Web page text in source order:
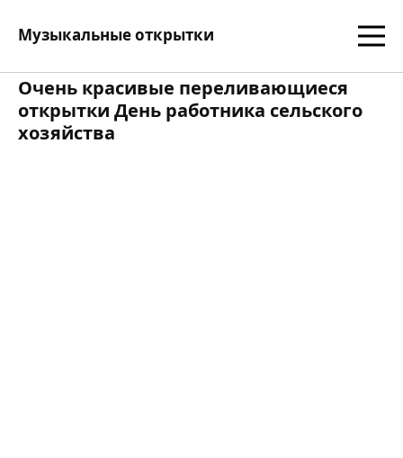
Музыкальные открытки
Очень красивые переливающиеся
открытки День работника сельского
хозяйства